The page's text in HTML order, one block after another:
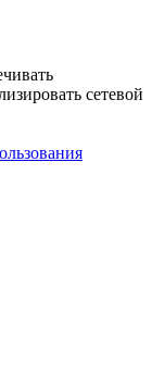
сетевой